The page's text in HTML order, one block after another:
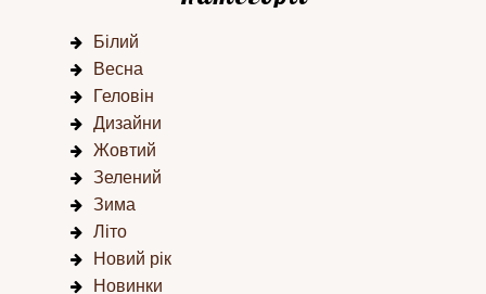
Білий
Весна
Геловін
Дизайни
Жовтий
Зелений
Зима
Літо
Новий рік
Новинки